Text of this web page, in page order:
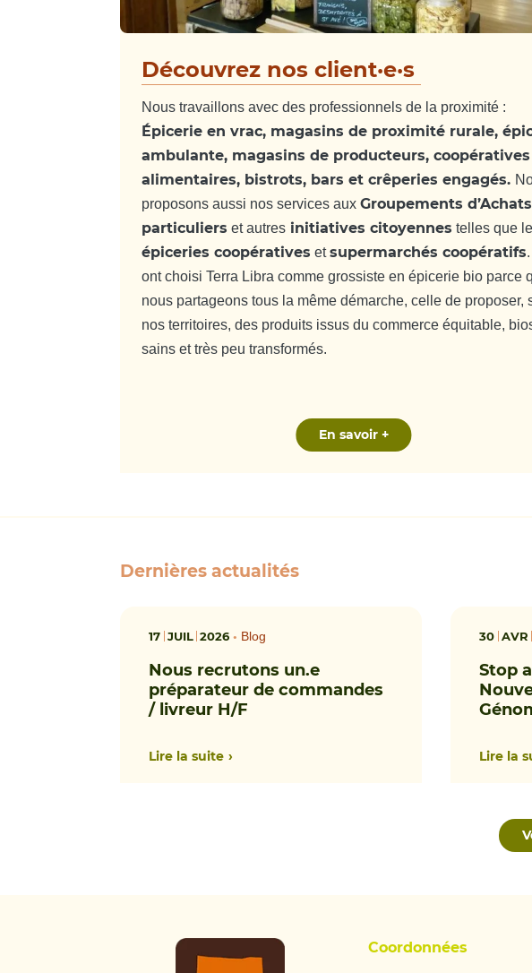
Découvrez nos client·e·s
Nous travaillons avec des professionnels de la proximité :
Épicerie en vrac, magasins de proximité rurale,
ambulante, magasins de producteurs, coopératives
alimentaires, bistrots, bars et crêperies engagés.
proposons aussi nos services auxGroupements
particuliers et autres initiatives citoyennes telles que
épiceries coopératives etsupermarchés coopératifs
ont choisi Terra Libra comme grossiste en épicerie bio parce
nous partageons tous la même démarche, celle de proposer,
nos territoires, des produits issus du commerce équitable,
sains et très peu transformés.
En savoir +
Dernières actualités
17 JUIL 2026 • Blog
Nous recrutons un.e
préparateur de commandes
/ livreur H/F
Lire la suite
30 AVR
Stop
Lire la
Coordonnées